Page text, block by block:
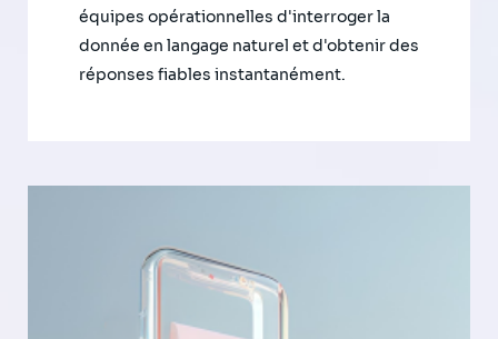
équipes opérationnelles d'interroger la
donnée en langage naturel et d'obtenir des
réponses fiables instantanément.